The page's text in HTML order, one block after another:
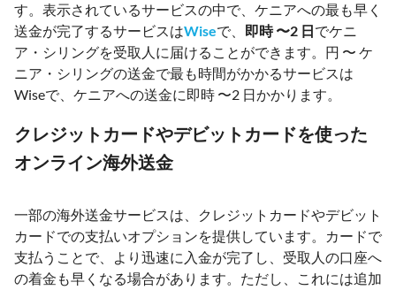
す。表示されているサービスの中で、ケニアへの最も早く
送金が完了するサービスはWiseで、 即時 〜2 日でケニ
ア・シリングを受取人に届けることができます。円 〜 ケ
ニア・シリングの送金で最も時間がかかるサービスは
Wiseで、ケニアへの送金に即時 〜2 日かかります。
クレジットカードやデビットカードを使った
オンライン海外送金
一部の海外送金サービスは、クレジットカードやデビット
カードでの支払いオプションを提供しています。カードで
支払うことで、より迅速に入金が完了し、受取人の口座へ
の着金も早くなる場合があります。ただし、これには追加